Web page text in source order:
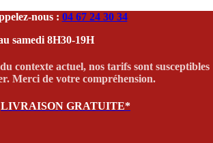
nous : 04 67 24 30 34
samedi 8H30-19H
contexte actuel, nos tarifs sont susceptibles
Merci de votre compréhension.
LIVRAISON GRATUITE*